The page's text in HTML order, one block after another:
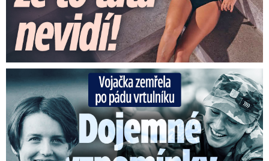
Vojačka zemřela po pádu vrtulníku: Dojemné vzpomínky na ...